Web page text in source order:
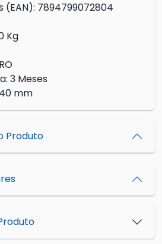
7894799072804
Kg
3 Meses
mm
Produto